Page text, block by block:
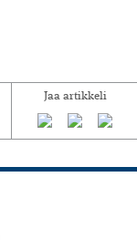
Jaa artikkeli